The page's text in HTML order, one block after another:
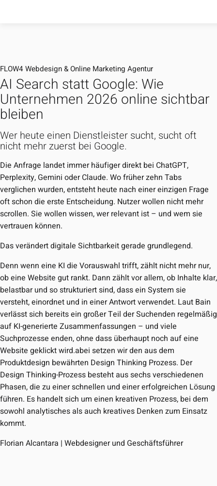
FLOW4 Webdesign & Online Marketing Agentur
AI Search statt Google: Wie
Unternehmen 2026 online sichtbar
bleiben
Wer heute einen Dienstleister sucht, sucht oft
nicht mehr zuerst bei Google.
Die Anfrage landet immer häufiger direkt bei ChatGPT,
Perplexity, Gemini oder Claude. Wo früher zehn Tabs
verglichen wurden, entsteht heute nach einer einzigen Frage
oft schon die erste Entscheidung. Nutzer wollen nicht mehr
scrollen. Sie wollen wissen, wer relevant ist – und wem sie
vertrauen können.
Das verändert digitale Sichtbarkeit gerade grundlegend.
Denn wenn eine KI die Vorauswahl trifft, zählt nicht mehr nur,
ob eine Website gut rankt. Dann zählt vor allem, ob Inhalte klar,
belastbar und so strukturiert sind, dass ein System sie
versteht, einordnet und in einer Antwort verwendet. Laut Bain
verlässt sich bereits ein großer Teil der Suchenden regelmäßig
auf KI-generierte Zusammenfassungen – und viele
Suchprozesse enden, ohne dass überhaupt noch auf eine
Website geklickt wird.abei setzen wir den aus dem
Produktdesign bewährten Design Thinking Prozess. Der
Design Thinking-Prozess besteht aus sechs verschiedenen
Phasen, die zu einer schnellen und einer erfolgreichen Lösung
führen. Es handelt sich um einen kreativen Prozess, bei dem
sowohl analytisches als auch kreatives Denken zum Einsatz
kommt.
Florian Alcantara | Webdesigner und Geschäftsführer